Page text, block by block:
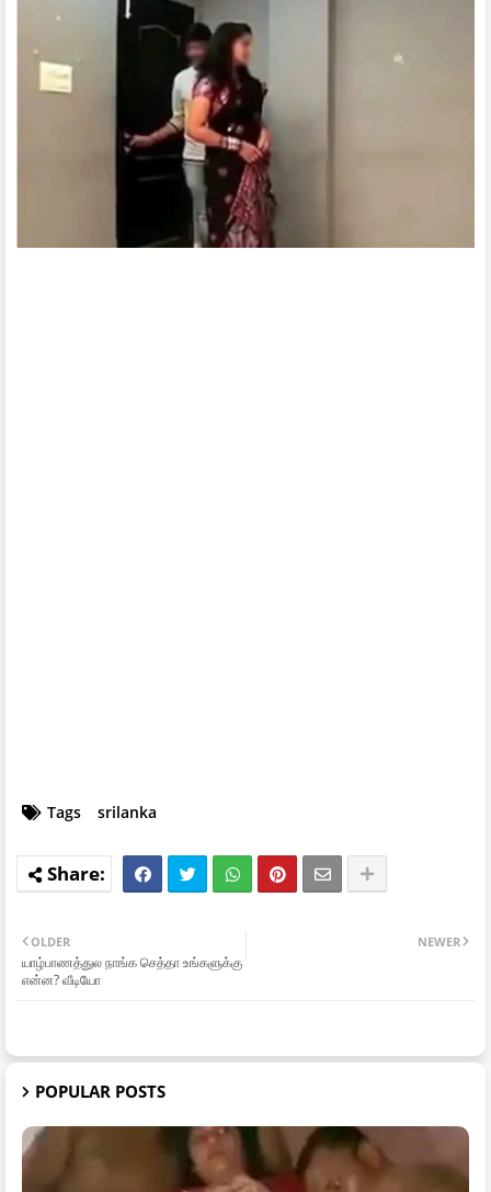
Tags srilanka
NEWER
OLDER
யாழ்பாணத்துல நாங்க செத்தா உங்களுக்கு
என்ன? வீடியோ
POPULAR POSTS